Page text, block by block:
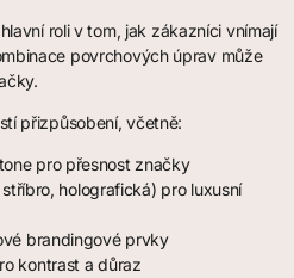
roli v tom, jak zákazníci vnímají
povrchových úprav může
přizpůsobení, včetně:
pro přesnost značky
holografická) pro luxusní
brandingové prvky
kontrast a důraz